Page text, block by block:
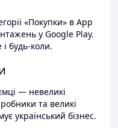
«Покупки» в App
у Google Play.
будь-коли.
— невеликі
та великі
український бізнес.